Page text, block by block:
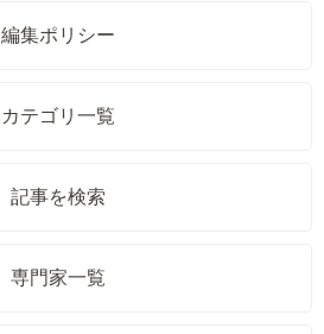
編集ポリシー
カテゴリ一覧
記事を検索
専門家一覧